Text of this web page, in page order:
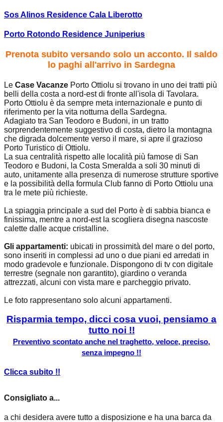
Sos Alinos Residence Cala Liberotto
Porto Rotondo Residence Juniperius
Prenota subito versando solo un acconto. Il saldo
lo paghi all'arrivo in Sardegna
Le Case Vacanze Porto Ottiolu si trovano in uno dei tratti più
belli della costa a nord-est di fronte all'isola di Tavolara.
Porto Ottiolu è da sempre meta internazionale e punto di
riferimento per la vita notturna della Sardegna.
Adagiato tra San Teodoro e Budoni, in un tratto
sorprendentemente suggestivo di costa, dietro la montagna
che digrada dolcemente verso il mare, si apre il grazioso
Porto Turistico di Ottiolu.
La sua centralità rispetto alle località più famose di San
Teodoro e Budoni, la Costa Smeralda a soli 30 minuti di
auto, unitamente alla presenza di numerose strutture sportive
e la possibilità della formula Club fanno di Porto Ottiolu una
tra le mete più richieste.
La spiaggia principale a sud del Porto è di sabbia bianca e
finissima, mentre a nord-est la scogliera disegna nascoste
calette dalle acque cristalline.
Gli appartamenti: ubicati in prossimità del mare o del porto,
sono inseriti in complessi ad uno o due piani ed arredati in
modo gradevole e funzionale. Dispongono di tv con digitale
terrestre (segnale non garantito), giardino o veranda
attrezzati, alcuni con vista mare e parcheggio privato.
Le foto rappresentano solo alcuni appartamenti.
Risparmia tempo, dicci cosa vuoi, pensiamo a
tutto noi !!
Preventivo scontato anche nel traghetto, veloce, preciso,
senza impegno !!
Clicca subito !!
Consigliato a...
a chi desidera avere tutto a disposizione e ha una barca da